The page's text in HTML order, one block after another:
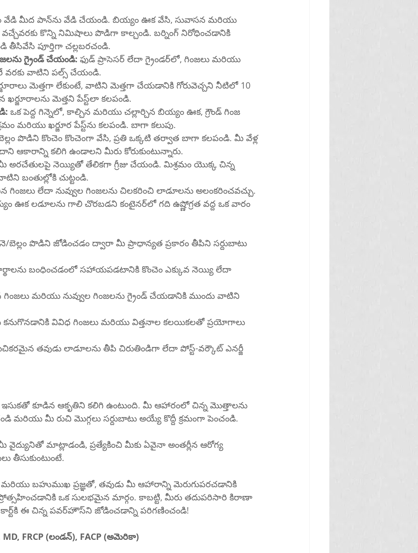
బియ్యం ఊక వేసి, సువాసన మరియు
వచ్చేవరకు కొన్ని నిమిషాలు పొడిగా కాల్చండి. బర్నింగ్ నిరోధించడానికి
తీసివేసి పూర్తిగా చల్లబరచండి.
గ్రైండ్ చేయండి: ఫుడ్ ప్రాసెసర్ లేదా గ్రైండర్‌లో, గింజలు మరియు
వరకు వాటిని పల్స్ చేయండి.
మెత్తగా లేకుంటే, వాటిని మెత్తగా చేయడానికి గోరువెచ్చని నీటిలో 10
నిమిషాలు నానబెట్టండి. తరిగిన ఖర్జూరాలను మెత్తని పేస్ట్‌లా కలపండి.
ఒక పెద్ద గిన్నెలో, కాల్చిన మరియు చల్లార్చిన బియ్యం ఊక, గ్రౌండ్ గింజ
మరియు నువ్వుల గింజల మిశ్రమం మరియు ఖర్జూర పేస్ట్‌ను కలపండి. బాగా కలుపు.
పొడిని కొంచెం కొంచెంగా వేసి, ప్రతి ఒక్కటి తర్వాత బాగా కలపండి. మీ వేళ్ల
ఆకారాన్ని కలిగి ఉండాలని మీరు కోరుకుంటున్నారు.
అరచేతులపై నెయ్యితో తేలికగా గ్రీజు చేయండి. మిశ్రమం యొక్క చిన్న
బంతుల్లోకి చుట్టండి.
గింజలు లేదా నువ్వుల గింజలను చిలకరించి లాడూలను అలంకరించవచ్చు.
గాలి చొరబడని కంటైనర్‌లో గది ఉష్ణోగ్రత వద్ద ఒక వారం
బెల్లం పొడిని జోడించడం ద్వారా మీ ప్రాధాన్యత ప్రకారం తీపిని సర్దుబాటు
బంధించడంలో సహాయపడటానికి కొంచెం ఎక్కువ నెయ్యి లేదా
గింజలు మరియు నువ్వుల గింజలను గ్రైండ్ చేయడానికి ముందు వాటిని
తవుడు లాడూలను తీపి చిరుతిండిగా లేదా పోస్ట్-వర్కౌట్ ఎనర్జీ
ఇసుకతో కూడిన ఆకృతిని కలిగి ఉంటుంది. మీ ఆహారంలో చిన్న మొత్తాలను
మరియు మీ రుచి మొగ్గలు సర్దుబాటు అయ్యే కొద్దీ క్రమంగా పెంచండి.
మీ వైద్యునితో మాట్లాడండి, ప్రత్యేకించి మీకు ఏవైనా అంతర్లీన ఆరోగ్య
తీసుకుంటుంటే.
మరియు బహుముఖ ప్రజ్ఞతో, తవుడు మీ ఆహారాన్ని మెరుగుపరచడానికి
ఒక సులభమైన మార్గం. కాబట్టి, మీరు తదుపరిసారి కిరాణా
దుకాణానికి వచ్చినప్పుడు, మీ కార్ట్‌కి ఈ చిన్న పవర్‌హౌస్‌ని జోడించడాన్ని పరిగణించండి!
MD, FRCP (లండన్), FACP (అమెరికా)